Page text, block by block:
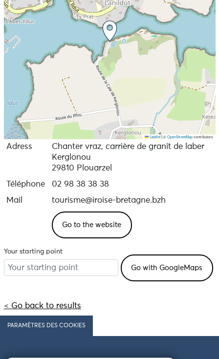
Leaflet|©OpenStreetMapcontributors
Adress
Chanter vraz, carrière de granit de laber
Kerglonou
29810 Plouarzel
Téléphone
02 98 38 38 38
Mail
tourisme@iroise-bretagne.bzh
Go to the website
Your starting point
< Go back to results
PARAMÈTRES DES COOKIES